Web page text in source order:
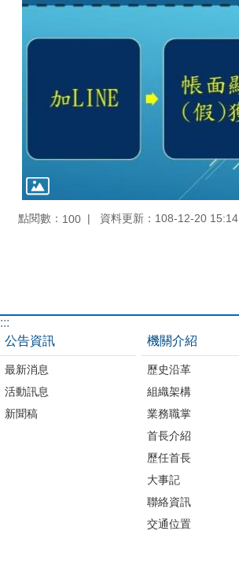
點閱數： 100 資料更新：108-12-20 15:14
:::
公告資訊
最新消息
活動訊息
新聞稿
機關介紹
歷史沿革
組織架構
業務職掌
首長介紹
歷任首長
大事記
聯絡資訊
交通位置